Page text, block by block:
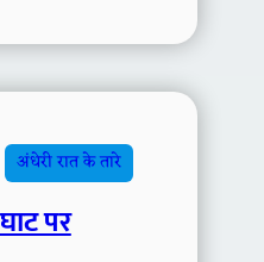
अंधेरी रात के तारे
पर